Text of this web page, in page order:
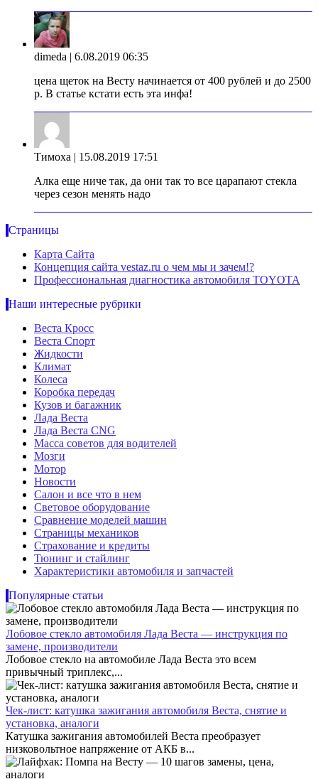
dimeda | 6.08.2019 06:35
цена щеток на Весту начинается от 400 рублей и до 2500
р. В статье кстати есть эта инфа!
Тимоха | 15.08.2019 17:51
Алка еще ниче так, да они так то все царапают стекла
через сезон менять надо
Страницы
Карта Сайта
Концепция сайта vestaz.ru о чем мы и зачем!?
Профессиональная диагностика автомобиля TOYOTA
Наши интересные рубрики
Веста Кросс
Веста Спорт
Жидкости
Климат
Колеса
Коробка передач
Кузов и багажник
Лада Веста
Лада Веста CNG
Масса советов для водителей
Мозги
Мотор
Новости
Салон и все что в нем
Световое оборудование
Сравнение моделей машин
Страницы механиков
Страхование и кредиты
Тюнинг и стайлинг
Характеристики автомобиля и запчастей
Популярные статьи
Лобовое стекло автомобиля Лада Веста — инструкция по
замене, производители
Лобовое стекло на автомобиле Лада Веста это всем
привычный триплекс,...
Чек-лист: катушка зажигания автомобиля Веста, снятие и
установка, аналоги
Катушка зажигания автомобилей Веста преобразует
низковольтное напряжение от АКБ в...